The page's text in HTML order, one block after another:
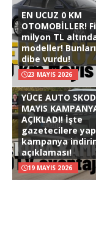
EN UCUZ 0 KM
OTOMOBİLLER!
milyon TL
modeller!
dibe vurdu!
23 MAYIS 2026
YÜCE AUTO
MAYIS
AÇIKLADI! İşte
gazetecilere
kampanya
açıklaması!
19 MAYIS 2026